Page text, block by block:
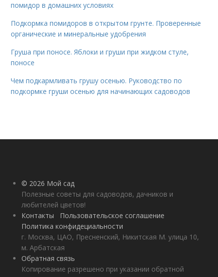
помидор в домашних условиях
Подкормка помидоров в открытом грунте. Проверенные
органические и минеральные удобрения
Груша при поносе. Яблоки и груши при жидком стуле,
поносе
Чем подкармливать грушу осенью. Руководство по
подкормке груши осенью для начинающих садоводов
© 2026 Мой сад
Полезные советы для садоводов, дачников и
любителей цветов!
Контакты
Пользовательское соглашение
Политика конфидециальности
г. Москва, ЦАО, Пресненский, Никитская М. улица 10,
м. Арбатская
Обратная связь
Копирование разрешено при указании обратной